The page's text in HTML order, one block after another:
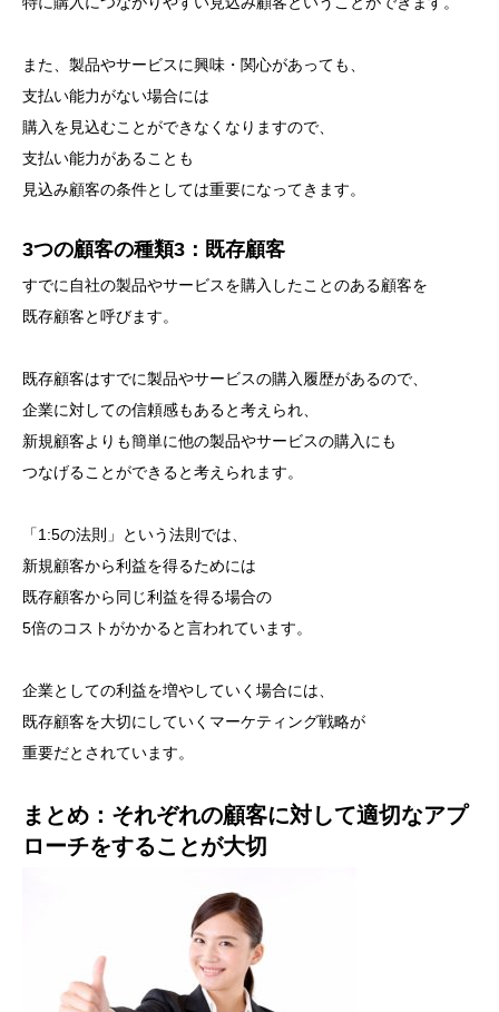
また、製品やサービスに興味・関心があっても、
支払い能力がない場合には
購入を見込むことができなくなりますので、
支払い能力があることも
見込み顧客の条件としては重要になってきます。
3つの顧客の種類3：既存顧客
すでに自社の製品やサービスを購入したことのある顧客を
既存顧客と呼びます。
既存顧客はすでに製品やサービスの購入履歴があるので、
企業に対しての信頼感もあると考えられ、
新規顧客よりも簡単に他の製品やサービスの購入にも
つなげることができると考えられます。
「1:5の法則」という法則では、
新規顧客から利益を得るためには
既存顧客から同じ利益を得る場合の
5倍のコストがかかると言われています。
企業としての利益を増やしていく場合には、
既存顧客を大切にしていくマーケティング戦略が
重要だとされています。
まとめ：それぞれの顧客に対して適切なアプ
ローチをすることが大切